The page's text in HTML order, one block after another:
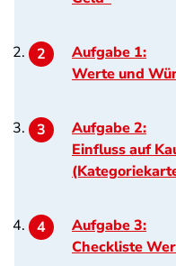
Aufgabe 1:
Werte und
Aufgabe 2:
Einfluss auf
Aufgabe 3:
Checkliste